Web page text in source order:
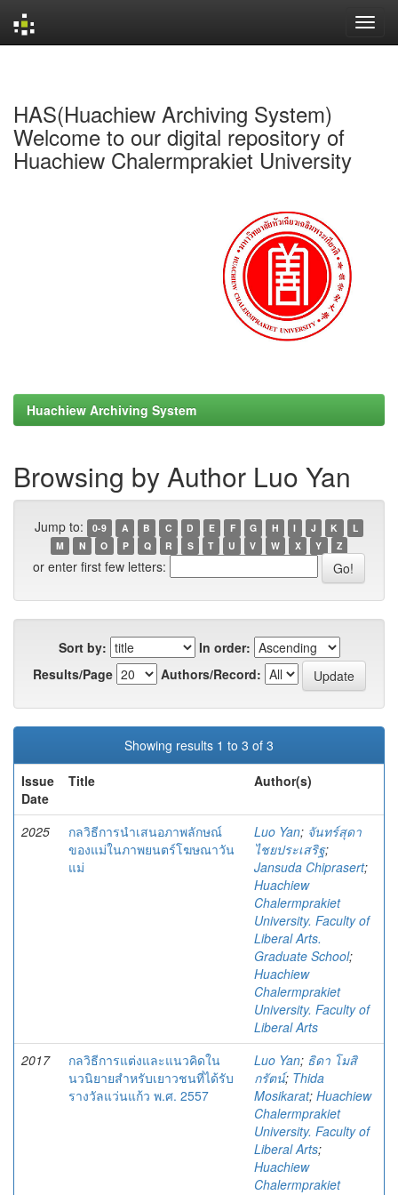
HAS(Huachiew Archiving System)
Welcome to our digital repository of
Huachiew Chalermprakiet University
Huachiew Archiving System
Browsing by Author Luo Yan
Jump to: 0-9 A B C D E F G H I J K
L
M
N O P Q R S T U V W X Y Z
or enter first few letters:
Sort by:
In order:
Results/Page
Authors/Record:
Showing results 1 to 3 of 3
Issue
Date
Title Author(s)
2025
กลวิธีการนําเสนอภาพลักษณ์
ของแม่ในภาพยนตร์โฆษณาวัน
แม่
Luo Yan; จันทร์สุดา
ไชยประเสริฐ;
Jansuda Chiprasert;
Huachiew
Chalermprakiet
University. Faculty of
Liberal Arts.
Graduate School;
Huachiew
Chalermprakiet
University. Faculty of
Liberal Arts
2017
กลวิธีการแต่งและแนวคิดใน
นวนิยายสำหรับเยาวชนที่ได้รับ
รางวัลแว่นแก้ว พ.ศ. 2557
Luo Yan; ธิดา โมสิ
กรัตน์; Thida
Mosikarat; Huachiew
Chalermprakiet
University. Faculty of
Liberal Arts;
Huachiew
Chalermprakiet